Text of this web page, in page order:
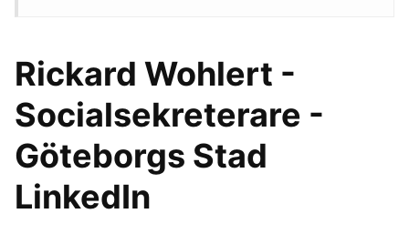
Rickard Wohlert -
Socialsekreterare -
Göteborgs Stad
LinkedIn